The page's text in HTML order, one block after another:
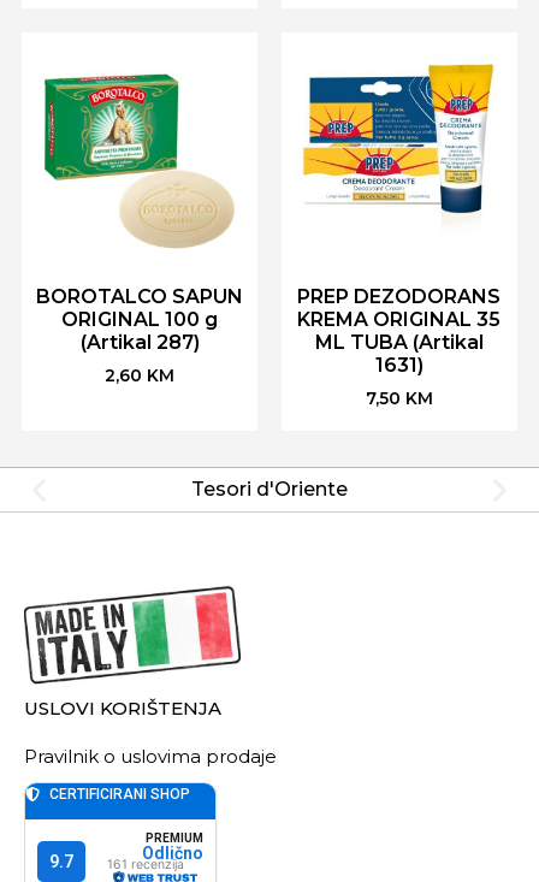
BOROTALCO SAPUN
ORIGINAL 100 g
(Artikal 287)
2,60 KM
PREP DEZODORANS
KREMA ORIGINAL 35
ML TUBA (Artikal
1631)
7,50 KM
Tesori d'Oriente
USLOVI KORIŠTENJA
Pravilnik o uslovima prodaje